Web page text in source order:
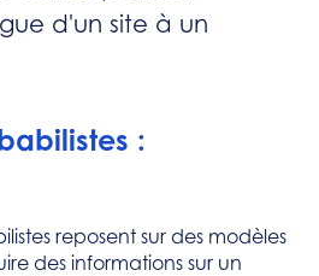
d'un site à un
:
reposent sur des modèles
des informations sur un